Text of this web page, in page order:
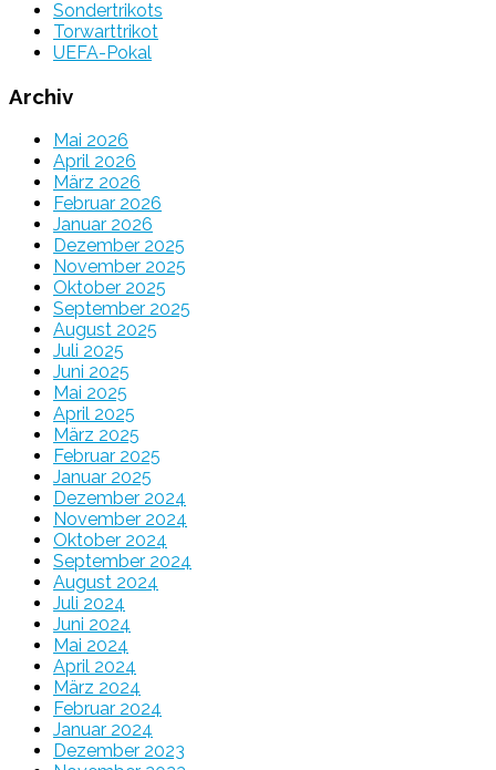
Sondertrikots
Torwarttrikot
UEFA-Pokal
Archiv
Mai 2026
April 2026
März 2026
Februar 2026
Januar 2026
Dezember 2025
November 2025
Oktober 2025
September 2025
August 2025
Juli 2025
Juni 2025
Mai 2025
April 2025
März 2025
Februar 2025
Januar 2025
Dezember 2024
November 2024
Oktober 2024
September 2024
August 2024
Juli 2024
Juni 2024
Mai 2024
April 2024
März 2024
Februar 2024
Januar 2024
Dezember 2023